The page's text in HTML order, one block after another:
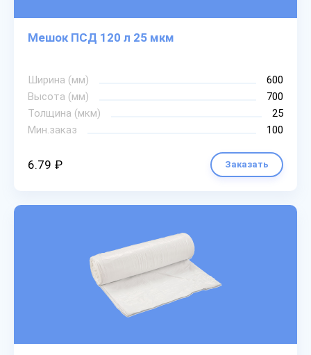
Мешок ПСД 120 л 25 мкм
Ширина (мм)
600
Высота (мм)
700
Толщина (мкм)
25
Мин.заказ
100
6.79 ₽ Заказать